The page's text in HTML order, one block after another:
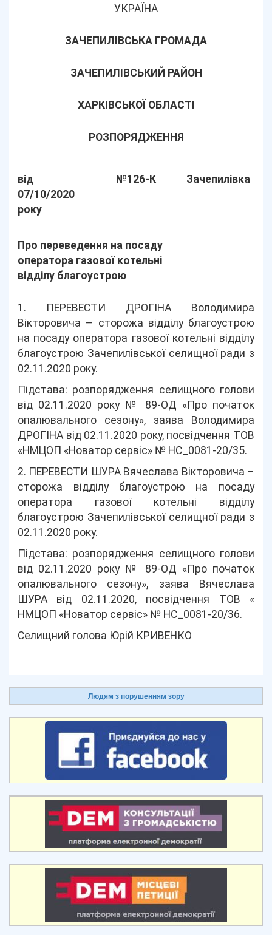
УКРАЇНА
ЗАЧЕПИЛІВСЬКА ГРОМАДА
ЗАЧЕПИЛІВСЬКИЙ РАЙОН
ХАРКІВСЬКОЇ ОБЛАСТІ
РОЗПОРЯДЖЕННЯ
від
07/10/2020
року
№126-К Зачепилівка
Про переведення на посаду
оператора газової котельні
відділу благоустрою
1. ПЕРЕВЕСТИ ДРОГІНА Володимира
Вікторовича – сторожа відділу благоустрою
на посаду оператора газової котельні відділу
благоустрою Зачепилівської селищної ради з
02.11.2020 року.
Підстава: розпорядження селищного голови
від 02.11.2020 року № 89-ОД «Про початок
опалювального сезону», заява Володимира
ДРОГІНА від 02.11.2020 року, посвідчення ТОВ
«НМЦОП «Новатор сервіс» № НС_0081-20/35.
2. ПЕРЕВЕСТИ ШУРА Вячеслава Вікторовича –
сторожа відділу благоустрою на посаду
оператора газової котельні відділу
благоустрою Зачепилівської селищної ради з
02.11.2020 року.
Підстава: розпорядження селищного голови
від 02.11.2020 року № 89-ОД «Про початок
опалювального сезону», заява Вячеслава
ШУРА від 02.11.2020, посвідчення ТОВ «
НМЦОП «Новатор сервіс» № НС_0081-20/36.
Селищний голова Юрій КРИВЕНКО
Людям з порушенням зору